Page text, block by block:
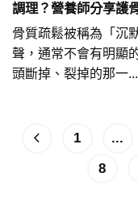
調理？營養師分享護
骨質疏鬆被稱為「沉
聲，通常不會有明顯
頭斷掉、裂掉的那一...
1 ...
8